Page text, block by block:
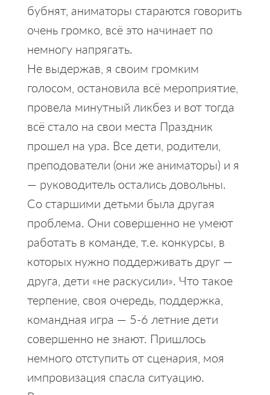
бубнят, аниматоры стараются говорить
очень громко, всё это начинает по
немногу напрягать.
Не выдержав, я своим громким
голосом, остановила всё мероприятие,
провела минутный ликбез и вот тогда
всё стало на свои места Праздник
прошел на ура. Все дети, родители,
преподователи (они же аниматоры) и я
— руководитель остались довольны.
Со старшими детьми была другая
проблема. Они совершенно не умеют
работать в команде, т.е. конкурсы, в
которых нужно поддерживать друг —
друга, дети «не раскусили». Что такое
терпение, своя очередь, поддержка,
командная игра — 5-6 летние дети
совершенно не знают. Пришлось
немного отступить от сценария, моя
импровизация спасла ситуацию.